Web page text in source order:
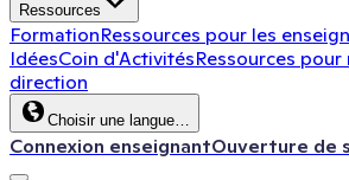
Ressources
FormationRessources pour les
IdéesCoin d'ActivitésRessources pour
direction
Choisir une langue…
Connexion enseignantOuverture de